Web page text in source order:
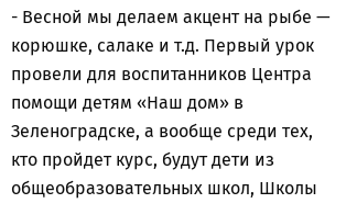
- Весной мы делаем акцент на рыбе —
корюшке, салаке и т.д. Первый урок
провели для воспитанников Центра
помощи детям «Наш дом» в
Зеленоградске, а вообще среди тех,
кто пройдет курс, будут дети из
общеобразовательных школ, Школы